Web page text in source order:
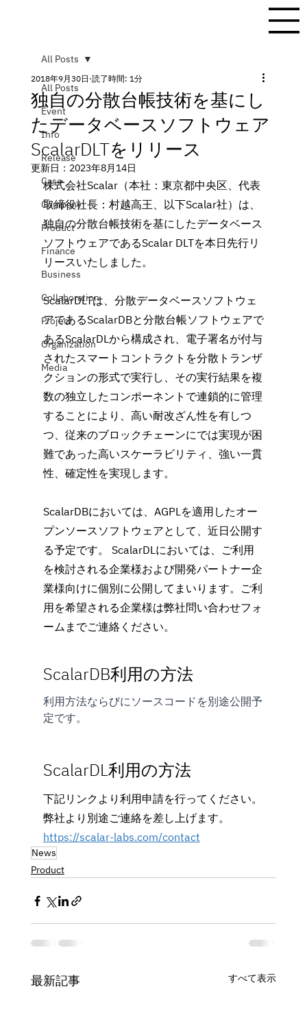
All Posts
Event
Info
Release
Case
Company
Product
Finance
Business
Collaboration
Project
Organization
Media
All Posts
独自の分散台帳技術を基にし
たデータベースソフトウェア
ScalarDLTをリリース
2018年9月30日 読了時間: 1分
更新日： 2023年8月14日
株式会社Scalar（本社：東京都中央区、代表
取締役社長：村越高王、以下Scalar社）は、
独自の分散台帳技術を基にしたデータベース
ソフトウェアであるScalar DLTを本日先行リ
リースいたしました。
ScalarDLTは、分散データベースソフトウェ
アであるScalarDBと分散台帳ソフトウェアで
あるScalarDLから構成され、電子署名が付与
されたスマートコントラクトを分散トランザ
クションの形式で実行し、その実行結果を複
数の独立したコンポーネントで連鎖的に管理
することにより、高い耐改ざん性を有しつ
つ、従来のブロックチェーンにでは実現が困
難であった高いスケーラビリティ、強い一貫
性、確定性を実現します。
ScalarDBにおいては、AGPLを適用したオー
プンソースソフトウェアとして、近日公開す
る予定です。 ScalarDLにおいては、ご利用
を検討される企業様および開発パートナー企
業様向けに個別に公開してまいります。ご利
用を希望される企業様は弊社問い合わせフォ
ームまでご連絡ください。
ScalarDB利用の方法
利用方法ならびにソースコードを別途公開予
定です。
ScalarDL利用の方法
下記リンクより利用申請を行ってください。
弊社より別途ご連絡を差し上げます。
https://scalar-labs.com/contact
News
Product
最新記事 すべて表示